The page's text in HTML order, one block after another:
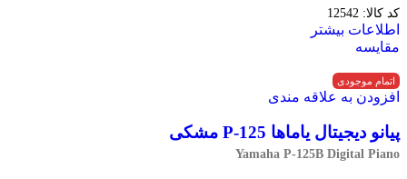
کد کالا: 12542
اطلاعات بیشتر
مقایسه
اتمام موجودی
افزودن به علاقه مندی
پیانو دیجیتال یاماها P-125 مشکی
Yamaha P-125B Digital Piano